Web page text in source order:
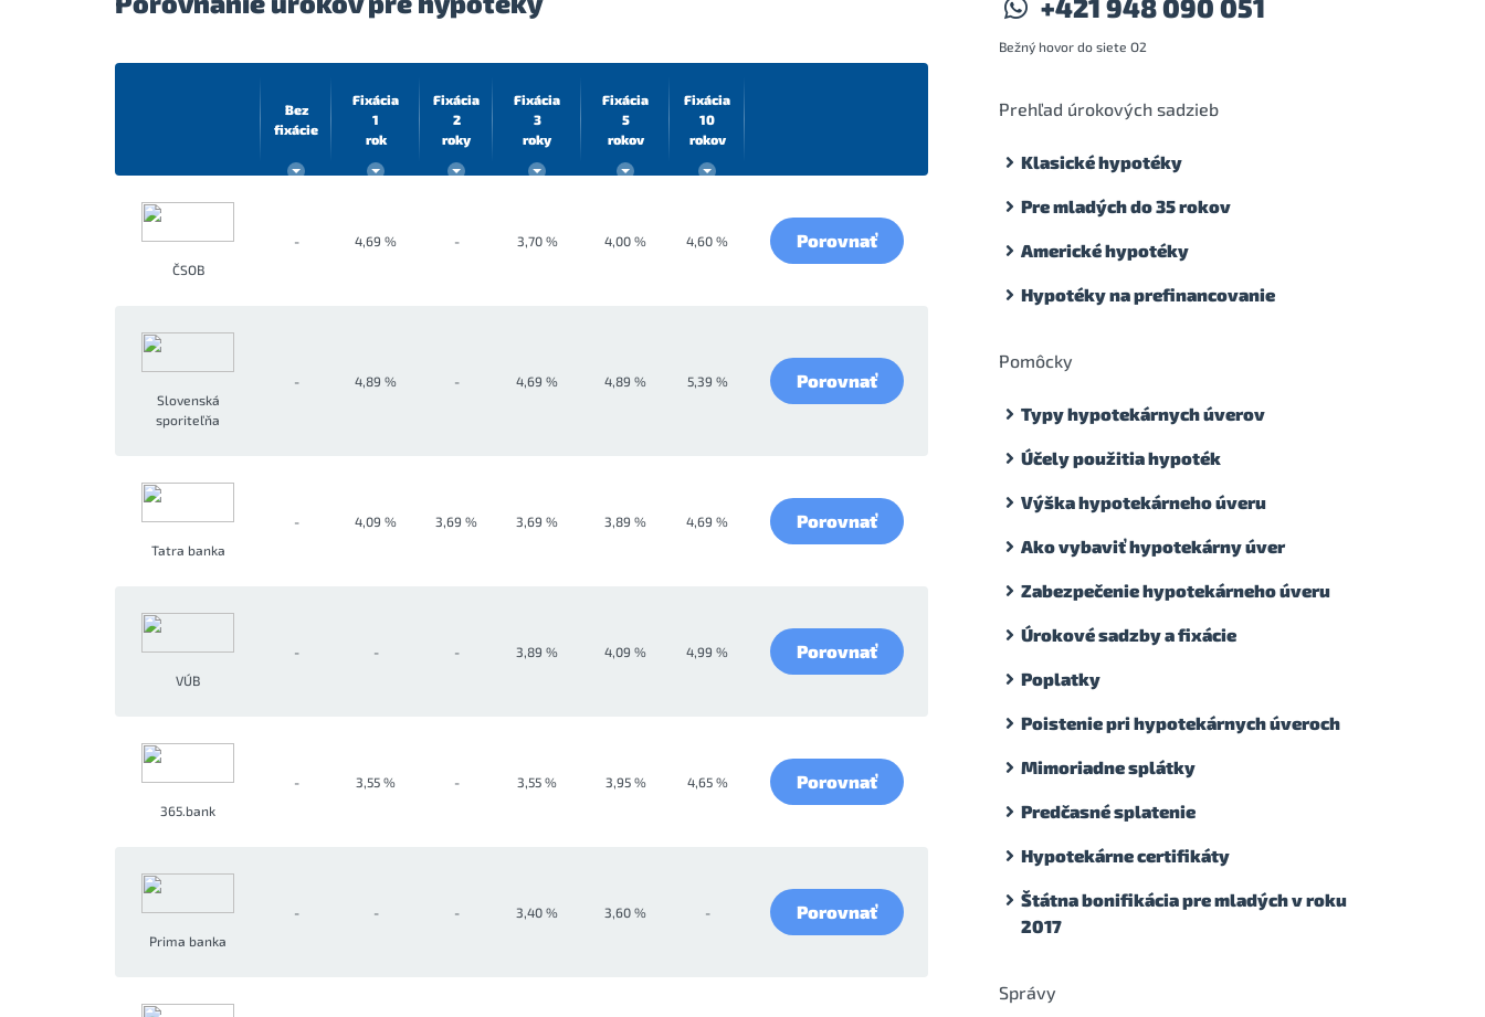
Bez
fixácie
Fixácia
1
rok
Fixácia
2
roky
Fixácia
3
roky
Fixácia
5
rokov
Fixácia
10
rokov
ČSOB
- 4,69 % - 3,70 % 4,00 % 4,60 % Porovnať
Slovenská
sporiteľňa
- 4,89 % - 4,69 % 4,89 % 5,39 % Porovnať
Tatra banka
- 4,09 % 3,69 % 3,69 % 3,89 % 4,69 % Porovnať
VÚB
- - - 3,89 % 4,09 % 4,99 % Porovnať
365.bank
- 3,55 % - 3,55 % 3,95 % 4,65 % Porovnať
Prima banka
- - - 3,40 % 3,60 % - Porovnať
+421 948 090 051
Bežný hovor do siete O2
Prehľad úrokových sadzieb
Klasické hypotéky
Pre mladých do 35 rokov
Americké hypotéky
Hypotéky na prefinancovanie
Pomôcky
Typy hypotekárnych úverov
Účely použitia hypoték
Výška hypotekárneho úveru
Ako vybaviť hypotekárny úver
Zabezpečenie hypotekárneho úveru
Úrokové sadzby a fixácie
Poplatky
Poistenie pri hypotekárnych úveroch
Mimoriadne splátky
Predčasné splatenie
Hypotekárne certifikáty
Štátna bonifikácia pre mladých v roku
2017
Správy